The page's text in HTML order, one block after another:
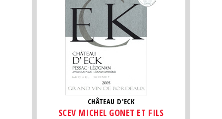
CHÂTEAU D'ECK
SCEV MICHEL GONET ET FILS